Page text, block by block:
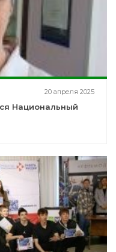
20 апреля 2025
Национальный